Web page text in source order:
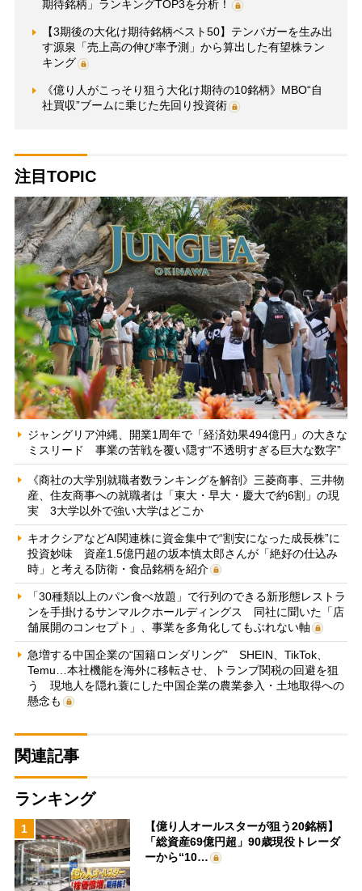
期待銘柄」ランキングTOP3を分析！
【3期後の大化け期待銘柄ベスト50】テンバガーを生み出
す源泉「売上高の伸び率予測」から算出した有望株ラン
キング
《億り人がこっそり狙う大化け期待の10銘柄》MBO“自
社買収”ブームに乗じた先回り投資術
注目TOPIC
ジャングリア沖縄、開業1周年で「経済効果494億円」の大きな
ミスリード 事業の苦戦を覆い隠す“不透明すぎる巨大な数字”
《商社の大学別就職者数ランキングを解剖》三菱商事、三井物
産、住友商事への就職者は「東大・早大・慶大で約6割」の現
実 3大学以外で強い大学はどこか
キオクシアなどAI関連株に資金集中で“割安になった成長株”に
投資妙味 資産1.5億円超の坂本慎太郎さんが「絶好の仕込み
時」と考える防衛・食品銘柄を紹介
「30種類以上のパン食べ放題」で行列のできる新形態レストラ
ンを手掛けるサンマルクホールディングス 同社に聞いた「店
舗展開のコンセプト」、事業を多角化してもぶれない軸
急増する中国企業の“国籍ロンダリング” SHEIN、TikTok、
Temu…本社機能を海外に移転させ、トランプ関税の回避を狙
う 現地人を隠れ蓑にした中国企業の農業参入・土地取得への
懸念も
関連記事
ランキング
1
【億り人オールスターが狙う20銘柄】
「総資産69億円超」90歳現役トレーダ
ーから“10…